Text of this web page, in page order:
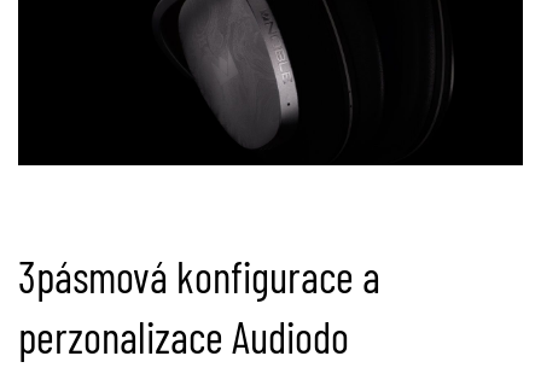
3pásmová konfigurace a
perzonalizace Audiodo